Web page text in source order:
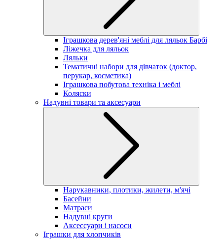
Іграшкова дерев'яні меблі для ляльок Барбі
Ліжечка для ляльок
Ляльки
Тематичні набори для дівчаток (доктор,
перукар, косметика)
Іграшкова побутова техніка і меблі
Коляски
Надувні товари та аксесуари
Нарукавники, плотики, жилети, м'ячі
Басейни
Матраси
Надувні круги
Аксессуари і насоси
Іграшки для хлопчиків